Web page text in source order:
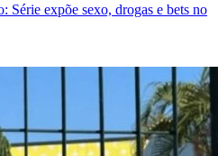
Série expõe sexo, drogas e bets no